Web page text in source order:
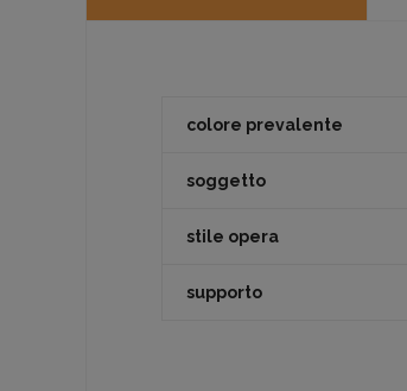
colore prevalente
soggetto
stile opera
supporto